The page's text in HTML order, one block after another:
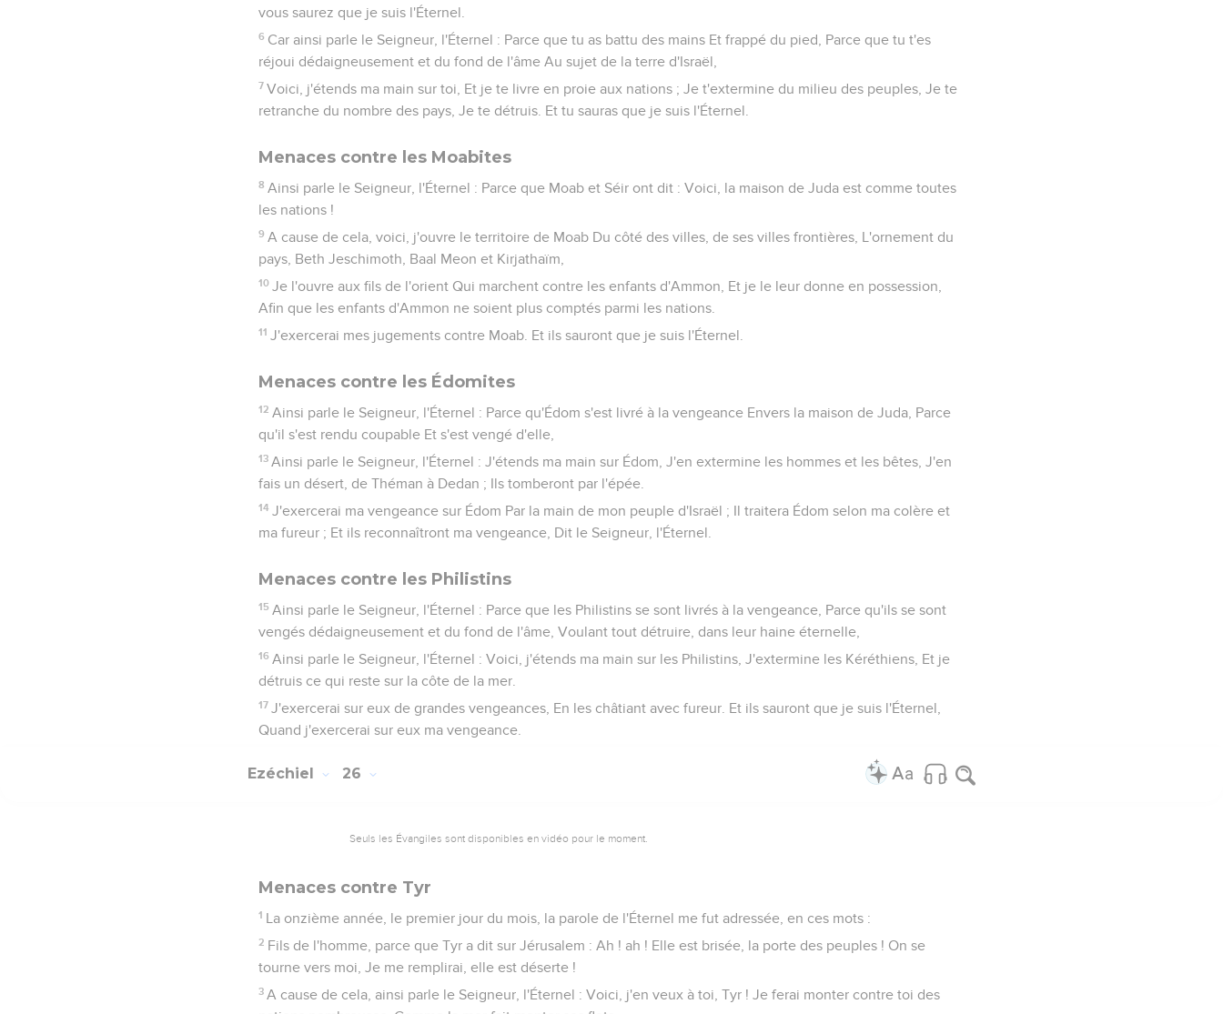
vous saurez que je suis l'Éternel.
6 Car ainsi parle le Seigneur, l'Éternel : Parce que tu as battu des mains Et frappé du pied, Parce que tu t'es
réjoui dédaigneusement et du fond de l'âme Au sujet de la terre d'Israël,
7 Voici, j'étends ma main sur toi, Et je te livre en proie aux nations ; Je t'extermine du milieu des peuples, Je te
retranche du nombre des pays, Je te détruis. Et tu sauras que je suis l'Éternel.
Menaces contre les Moabites
8 Ainsi parle le Seigneur, l'Éternel : Parce que Moab et Séir ont dit : Voici, la maison de Juda est comme toutes
les nations !
9 A cause de cela, voici, j'ouvre le territoire de Moab Du côté des villes, de ses villes frontières, L'ornement du
pays, Beth Jeschimoth, Baal Meon et Kirjathaïm,
10 Je l'ouvre aux fils de l'orient Qui marchent contre les enfants d'Ammon, Et je le leur donne en possession,
Afin que les enfants d'Ammon ne soient plus comptés parmi les nations.
11 J'exercerai mes jugements contre Moab. Et ils sauront que je suis l'Éternel.
Menaces contre les Édomites
12 Ainsi parle le Seigneur, l'Éternel : Parce qu'Édom s'est livré à la vengeance Envers la maison de Juda, Parce
qu'il s'est rendu coupable Et s'est vengé d'elle,
13 Ainsi parle le Seigneur, l'Éternel : J'étends ma main sur Édom, J'en extermine les hommes et les bêtes, J'en
fais un désert, de Théman à Dedan ; Ils tomberont par l'épée.
14 J'exercerai ma vengeance sur Édom Par la main de mon peuple d'Israël ; Il traitera Édom selon ma colère et
ma fureur ; Et ils reconnaîtront ma vengeance, Dit le Seigneur, l'Éternel.
Menaces contre les Philistins
15 Ainsi parle le Seigneur, l'Éternel : Parce que les Philistins se sont livrés à la vengeance, Parce qu'ils se sont
vengés dédaigneusement et du fond de l'âme, Voulant tout détruire, dans leur haine éternelle,
16 Ainsi parle le Seigneur, l'Éternel : Voici, j'étends ma main sur les Philistins, J'extermine les Kéréthiens, Et je
détruis ce qui reste sur la côte de la mer.
17 J'exercerai sur eux de grandes vengeances, En les châtiant avec fureur. Et ils sauront que je suis l'Éternel,
Quand j'exercerai sur eux ma vengeance.
Ezéchiel 26
Seuls les Évangiles sont disponibles en vidéo pour le moment.
Menaces contre Tyr
1 La onzième année, le premier jour du mois, la parole de l'Éternel me fut adressée, en ces mots :
2 Fils de l'homme, parce que Tyr a dit sur Jérusalem : Ah ! ah ! Elle est brisée, la porte des peuples ! On se
tourne vers moi, Je me remplirai, elle est déserte !
3 A cause de cela, ainsi parle le Seigneur, l'Éternel : Voici, j'en veux à toi, Tyr ! Je ferai monter contre toi des